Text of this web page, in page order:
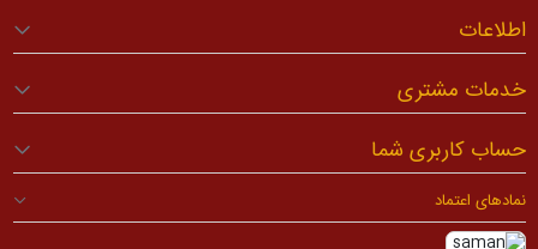
اطلاعات
خدمات مشتری
حساب کاربری شما
نمادهای اعتماد